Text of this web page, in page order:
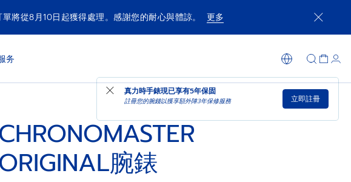
將從8月10日起獲得處理。感謝您的耐心與體諒。 更多
务
真力時手錶現已享有5年保固
註冊您的腕錢以獲享額外陣3年保修服務 立即註冊
腕錶